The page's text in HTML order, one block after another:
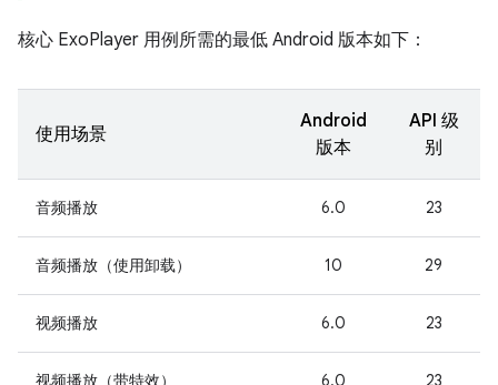
核心 ExoPlayer 用例所需的最低 Android 版本如下：
使用场景
Android
版本
API 级
别
音频播放 6.0 23
音频播放（使用卸载） 10 29
视频播放 6.0 23
视频播放（带特效） 6.0 23